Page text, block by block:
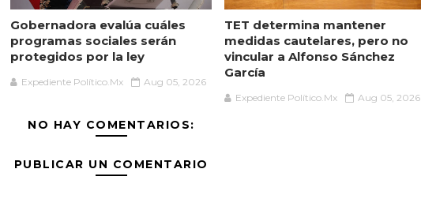
Gobernadora evalúa cuáles
programas sociales serán
protegidos por la ley
Expediente Político.Mx Aug 05, 2026
TET determina mantener
medidas cautelares, pero no
vincular a Alfonso Sánchez
García
Expediente Político.Mx Aug 05, 2026
NO HAY COMENTARIOS:
PUBLICAR UN COMENTARIO